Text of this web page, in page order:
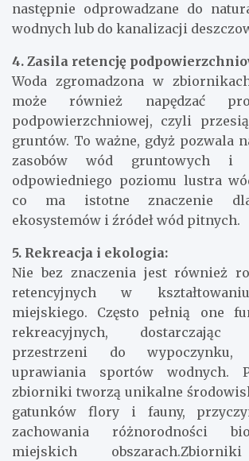
następnie odprowadzane do
wodnych lub do kanalizacji
4. Zasila retencję
Woda zgromadzona w
może również napędzać
podpowierzchniowej, czyli
gruntów. To ważne, gdyż pozwala
zasobów wód gruntowych i
odpowiedniego poziomu lustra
co ma istotne znaczenie
ekosystemów i źródeł wód pitnych.
5. Rekreacja i ekologia:
Nie bez znaczenia jest również
retencyjnych w
miejskiego. Często pełnią one
rekreacyjnych, dostarczając
przestrzeni do
uprawiania sportów wodnych.
zbiorniki tworzą unikalne
gatunków flory i fauny,
zachowania różnorodności
miejskich